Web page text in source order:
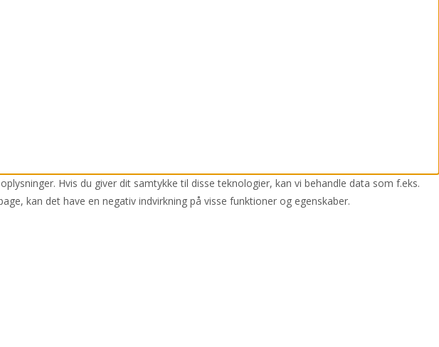
Hvis du giver dit samtykke til disse teknologier, kan vi behandle data som f.eks.
kan det have en negativ indvirkning på visse funktioner og egenskaber.